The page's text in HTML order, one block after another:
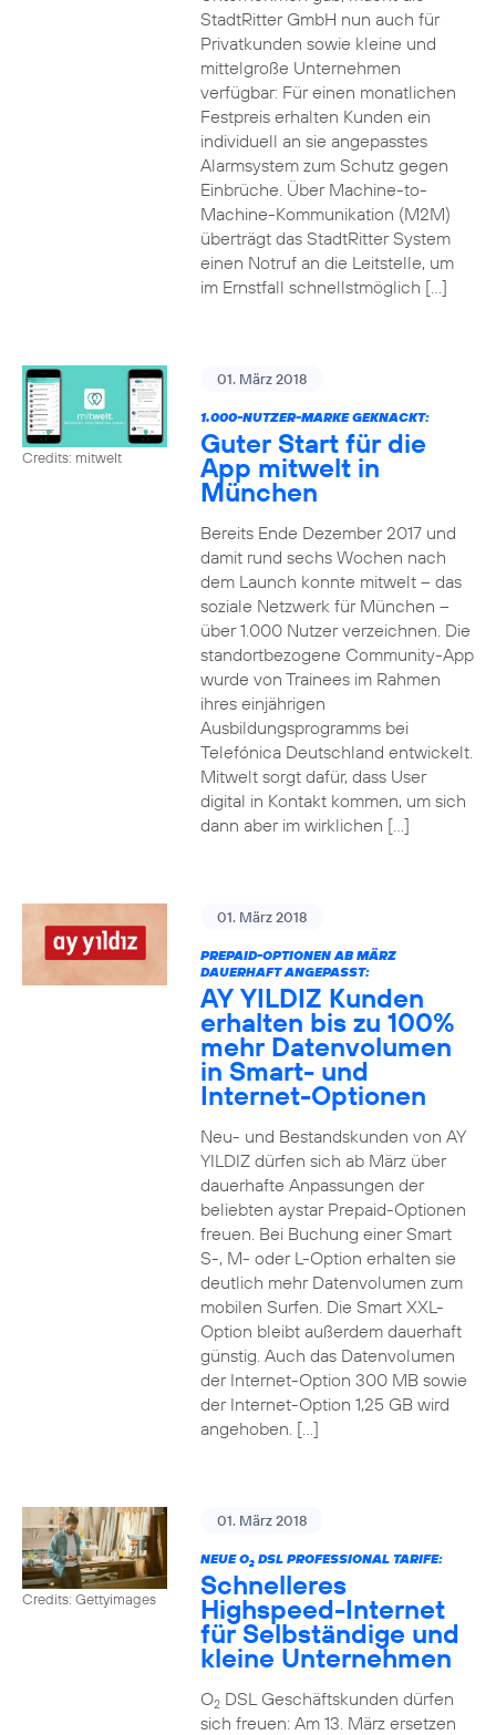
StadtRitter GmbH nun auch für
Privatkunden sowie kleine und
mittelgroße Unternehmen
verfügbar: Für einen monatlichen
Festpreis erhalten Kunden ein
individuell an sie angepasstes
Alarmsystem zum Schutz gegen
Einbrüche. Über Machine-to-
Machine-Kommunikation (M2M)
überträgt das StadtRitter System
einen Notruf an die Leitstelle, um
im Ernstfall schnellstmöglich […]
Credits: mitwelt
01. März 2018
1.000-NUTZER-MARKE GEKNACKT:
Guter Start für die
App mitwelt in
München
Bereits Ende Dezember 2017 und
damit rund sechs Wochen nach
dem Launch konnte mitwelt – das
soziale Netzwerk für München –
über 1.000 Nutzer verzeichnen. Die
standortbezogene Community-App
wurde von Trainees im Rahmen
ihres einjährigen
Ausbildungsprogramms bei
Telefónica Deutschland entwickelt.
Mitwelt sorgt dafür, dass User
digital in Kontakt kommen, um sich
dann aber im wirklichen […]
01. März 2018
PREPAID-OPTIONEN AB MÄRZ
DAUERHAFT ANGEPASST:
AY YILDIZ Kunden
erhalten bis zu 100%
mehr Datenvolumen
in Smart- und
Internet-Optionen
Neu- und Bestandskunden von AY
YILDIZ dürfen sich ab März über
dauerhafte Anpassungen der
beliebten aystar Prepaid-Optionen
freuen. Bei Buchung einer Smart
S-, M- oder L-Option erhalten sie
deutlich mehr Datenvolumen zum
mobilen Surfen. Die Smart XXL-
Option bleibt außerdem dauerhaft
günstig. Auch das Datenvolumen
der Internet-Option 300 MB sowie
der Internet-Option 1,25 GB wird
angehoben. […]
Credits: Gettyimages
01. März 2018
NEUE O2DSL PROFESSIONAL TARIFE:
Schnelleres
Highspeed-Internet
für Selbständige und
kleine Unternehmen
O2DSL Geschäftskunden dürfen
sich freuen: Am 13. März ersetzen